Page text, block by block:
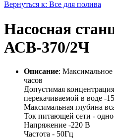
Вернуться к: Все для полива
Насосная
АСВ-370/2Ч
Описание:
часов
Допустимая
перекачиваемой в воде -
Максимальная глубина
Ток питающей сети -
Напряжение -220 В
Частота - 50Гц